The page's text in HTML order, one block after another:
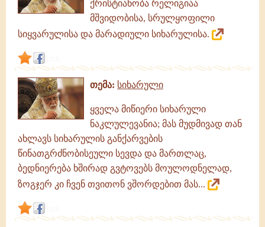
ქრისტიანობა რელიგიაა
მშვიდობისა, სრულყოფილი
სიყვარულისა და მარადიული სიხარულისა.
თემა: სიხარული
ყველა მიწიერი სიხარული
ნაკლულევანია; მას მუდმივად თან
ახლავს სიხარულის განქარვების
წინათგრძნობისეული სევდა და მართლაც,
ბედნიერება ხშირად გვტოვებს მოულოდნელად,
ზოგჯერ კი ჩვენ თვითონ ვშორდებით მას...